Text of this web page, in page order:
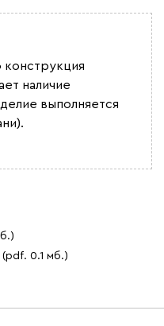
1670
наличие
выполняется
(pdf. 0.1 мб.)